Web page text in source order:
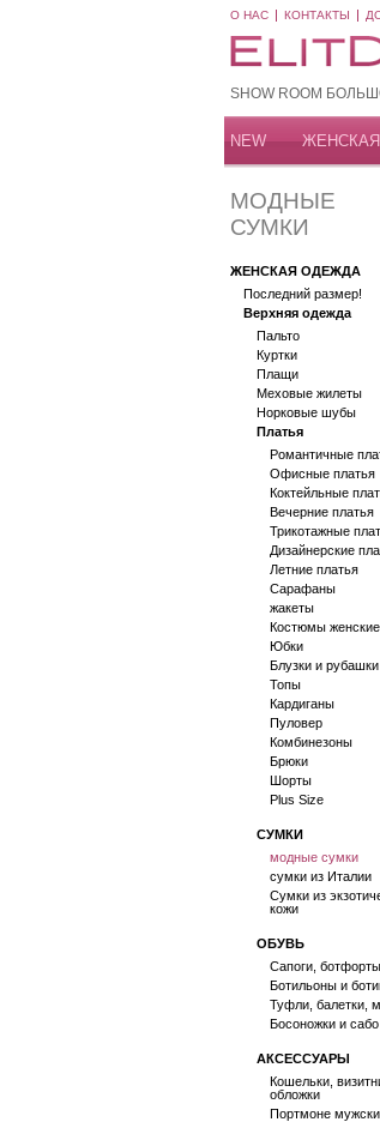
О НАС КОНТАКТЫ
SHOW ROOM
NEW
МОДНЫЕ
СУМКИ
ЖЕНСКАЯ ОДЕЖДА
Последний размер!
Верхняя одежда
Пальто
Куртки
Плащи
Меховые жилеты
Норковые шубы
Платья
Романтичные
Офисные платья
Коктейльные
Вечерние платья
Трикотажные
Дизайнерские
Летние платья
Сарафаны
жакеты
Костюмы женские
Юбки
Блузки и рубашки
Топы
Кардиганы
Пуловер
Комбинезоны
Брюки
Шорты
Plus Size
СУМКИ
модные сумки
сумки из Италии
Сумки из
кожи
ОБУВЬ
Сапоги, ботфорты
Ботильоны и
Туфли, балетки,
Босоножки и сабо
АКСЕССУАРЫ
Кошельки,
обложки
Портмоне